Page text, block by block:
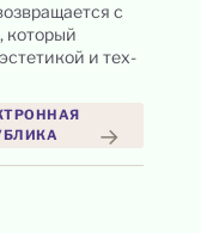
с
который
и тех-
→